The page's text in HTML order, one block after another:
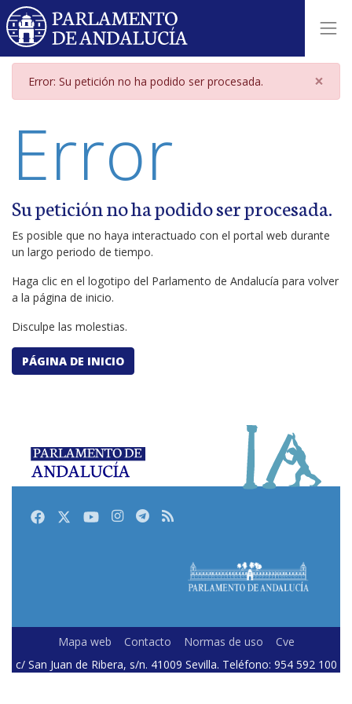
Página de error
Error: Su petición no ha podido ser procesada. ×
Error
Su petición no ha podido ser procesada.
Es posible que no haya interactuado con el portal web durante
un largo periodo de tiempo.
Haga clic en el logotipo del Parlamento de Andalucía para volver
a la página de inicio.
Disculpe las molestias.
PÁGINA DE INICIO
FacebookTwitterYoutubeInstagram
Telegram
RSS
Mapa web Contacto Normas de uso
Cve
c/ San Juan de Ribera, s/n. 41009 Sevilla. Teléfono: 954 592 100